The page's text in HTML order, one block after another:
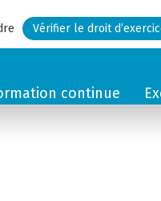
Vérifier le droit
continue